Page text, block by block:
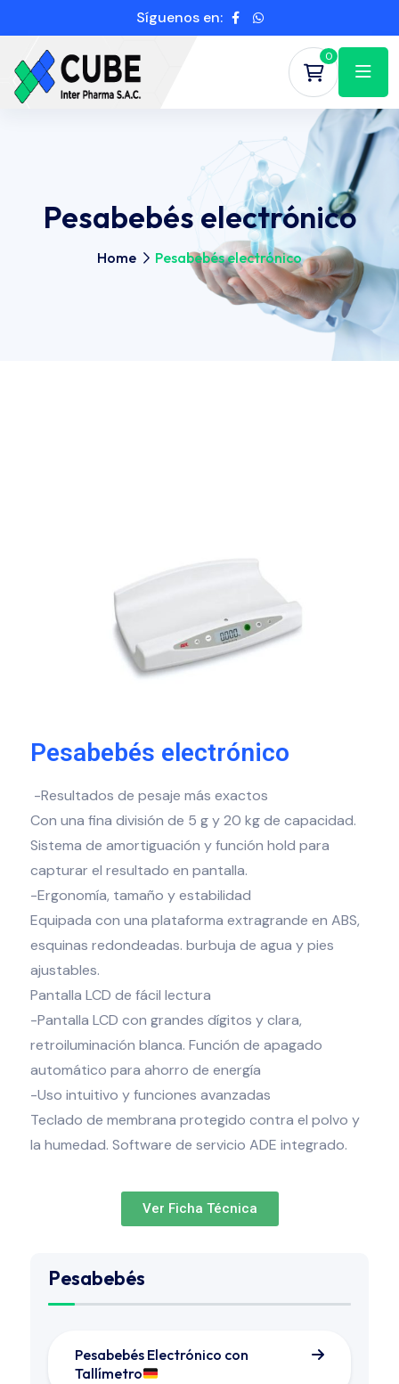
Síguenos en:
0
Pesabebés electrónico
Home Pesabebés electrónico
Pesabebés
Pesabebés Electrónico con
Tallímetro
Pesabebés electrónico
-Resultados de pesaje más exactos
Con una fina división de 5 g y 20 kg de capacidad.
Sistema de amortiguación y función hold para
capturar el resultado en pantalla.
-Ergonomía, tamaño y estabilidad
Equipada con una plataforma extragrande en ABS,
esquinas redondeadas. burbuja de agua y pies
ajustables.
Pantalla LCD de fácil lectura
-Pantalla LCD con grandes dígitos y clara,
retroiluminación blanca. Función de apagado
automático para ahorro de energía
-Uso intuitivo y funciones avanzadas
Teclado de membrana protegido contra el polvo y
la humedad. Software de servicio ADE integrado.
Ver Ficha Técnica